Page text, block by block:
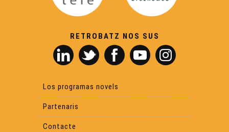
Eveniments - Maiadas 2026
Las Hèstas de Baiona : vila basca e gascona -
Eveniments
RETROBATZ NOS SUS
Los programas novels
Partenaris
Contacte